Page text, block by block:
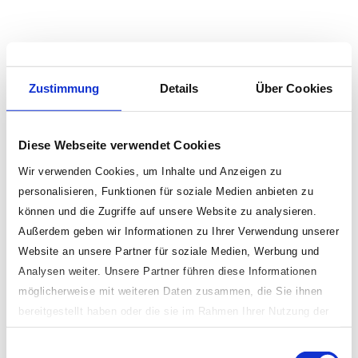
Zustimmung Details Über Cookies
Diese Webseite verwendet Cookies
Wir verwenden Cookies, um Inhalte und Anzeigen zu
personalisieren, Funktionen für soziale Medien anbieten zu
können und die Zugriffe auf unsere Website zu analysieren.
Außerdem geben wir Informationen zu Ihrer Verwendung unserer
Website an unsere Partner für soziale Medien, Werbung und
Analysen weiter. Unsere Partner führen diese Informationen
möglicherweise mit weiteren Daten zusammen, die Sie ihnen
bereitgestellt haben oder die sie im Rahmen Ihrer Nutzung der
Dienste gesammelt haben.
Indem Sie „erlauben oder zulassen“ klicken, stimmen Sie